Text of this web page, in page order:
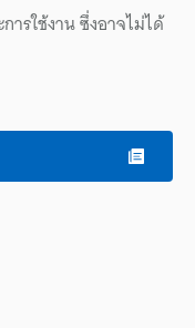
รใช้งาน ซึ่งอาจไม่ได้